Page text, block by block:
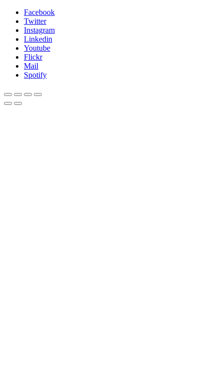
Facebook
Twitter
Instagram
Linkedin
Youtube
Flickr
Mail
Spotify